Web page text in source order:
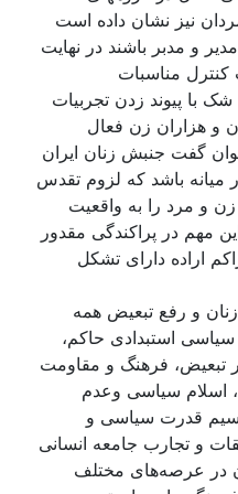
نيز نشان دادە است
و مدبر باشند در نهايت
کنترل مناسبات
با پيوند زدن تجربيات
و هزاران زن فعال
گفت جنبش زنان ايران
ميانە باشد کە لزوم تقدس
و مرد را بە واقعيت
مهم در پراکندگی مقدور
اراده دارای تشکل
و رفع تبعيض همه
سياسی استبدادی حاکم،
تبعيض، فرهنگ و مقاومت
اسلام سياسی وعدم
قدرت سياسی و
و تجارب جامعه انسانی
در عرصەهای مختلف